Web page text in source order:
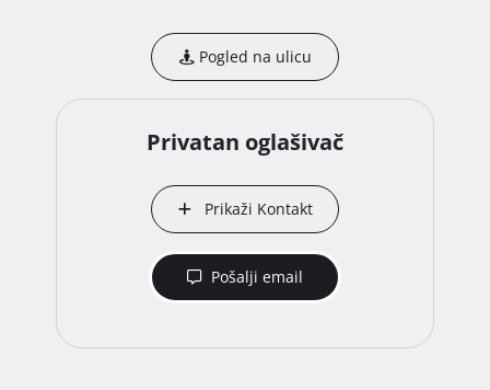
Pogled na ulicu
Privatan oglašivač
Prikaži Kontakt
Pošalji email